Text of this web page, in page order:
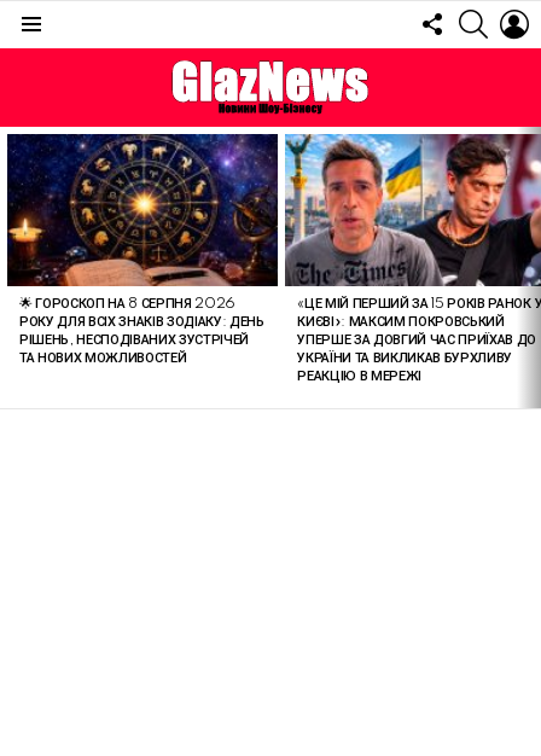
FOLLOW
US
ОСТАННІ
СТАТТІ
🌟 ГОРОСКОП НА 8 СЕРПНЯ 2026
РОКУ ДЛЯ ВСІХ ЗНАКІВ ЗОДІАКУ: ДЕНЬ
РІШЕНЬ, НЕСПОДІВАНИХ ЗУСТРІЧЕЙ
ТА НОВИХ МОЖЛИВОСТЕЙ
«ЦЕ МІЙ ПЕРШИЙ ЗА 15 РОКІВ РАНОК
КИЄВІ»: МАКСИМ ПОКРОВСЬКИЙ
УПЕРШЕ ЗА ДОВГИЙ ЧАС ПРИЇХАВ ДО
УКРАЇНИ ТА ВИКЛИКАВ БУРХЛИВУ
РЕАКЦІЮ В МЕРЕЖІ